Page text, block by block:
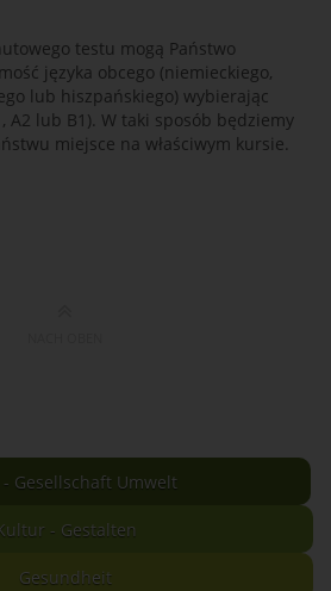
testu mogą Państwo
języka obcego (niemieckiego,
lub hiszpańskiego) wybierając
A2 lub B1). W taki sposób będziemy
miejsce na właściwym kursie.
- Gesellschaft Umwelt
- Gestalten
Gesundheit